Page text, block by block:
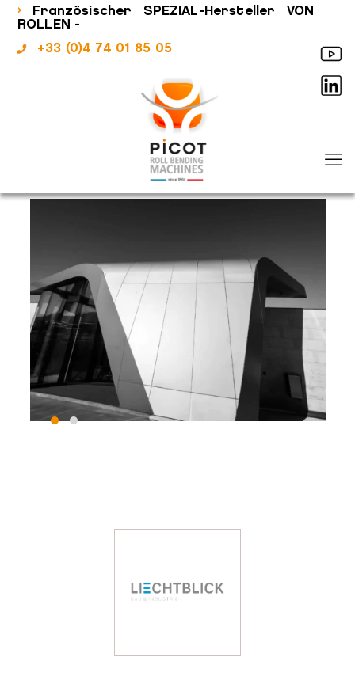
› Französischer SPEZIAL-Hersteller VON
ROLLEN -
+33 (0)4 74 01 85 05